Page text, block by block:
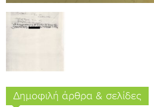
Δημοφιλή άρθρα & σελίδες